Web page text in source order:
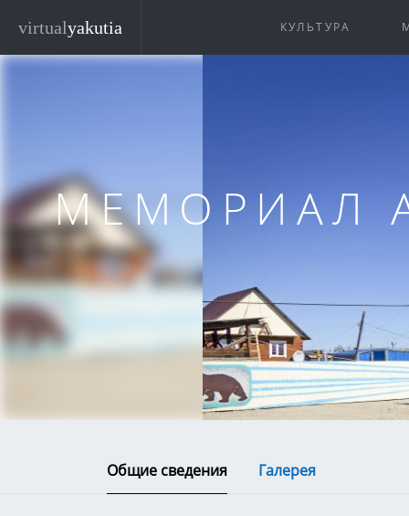
virtualyakutia КУЛЬТУРА
МЕМОРИАЛ
Общие сведения Галерея